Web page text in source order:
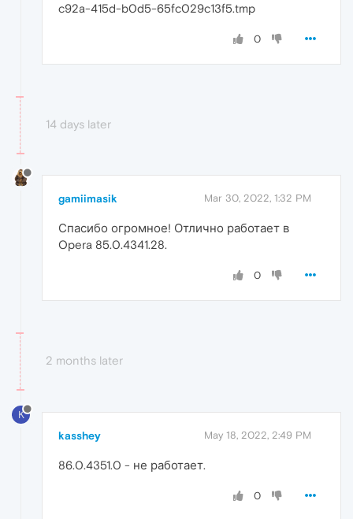
c92a-415d-b0d5-65fc029c13f5.tmp
0
14 days later
gamiimasik Mar 30, 2022, 1:32 PM
Спасибо огромное! Отлично работает в
Opera 85.0.4341.28.
0
2 months later
K
kasshey May 18, 2022, 2:49 PM
86.0.4351.0 - не работает.
0